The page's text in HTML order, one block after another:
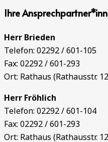
Ihre
Herr Brieden
Telefon: 02292 / 601-105
Fax: 02292 / 601-293
Ort: Rathaus (Rathausstr.
Herr Fröhlich
Telefon: 02292 / 601-104
Fax: 02292 / 601-293
Ort: Rathaus (Rathausstr.